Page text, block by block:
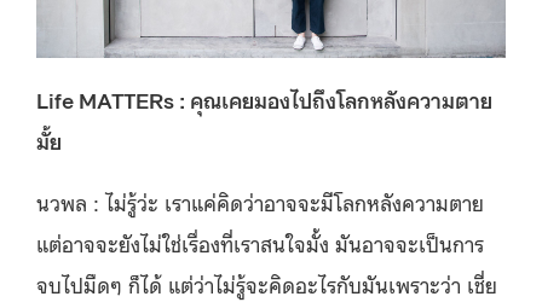
Life MATTERs : คุณเคยมองไปถึงโลกหลังความตาย
มั้ย
นวพล : ไม่รู้ว่ะ เราแค่คิดว่าอาจจะมีโลกหลังความตาย
แต่อาจจะยังไม่ใช่เรื่องที่เราสนใจมั้ง มันอาจจะเป็นการ
จบไปมืดๆ ก็ได้ แต่ว่าไม่รู้จะคิดอะไรกับมันเพราะว่า เชี่ย